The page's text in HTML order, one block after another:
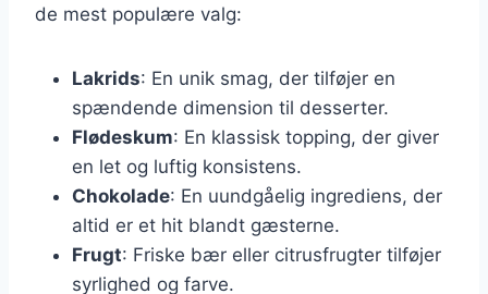
de mest populære valg:
Lakrids: En unik smag, der tilføjer en
spændende dimension til desserter.
Flødeskum: En klassisk topping, der giver
en let og luftig konsistens.
Chokolade: En uundgåelig ingrediens, der
altid er et hit blandt gæsterne.
Frugt: Friske bær eller citrusfrugter tilføjer
syrlighed og farve.